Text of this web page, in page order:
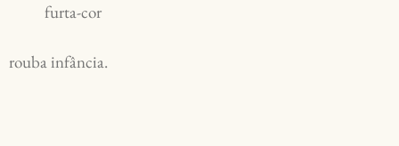
          furta-cor
rouba infância.